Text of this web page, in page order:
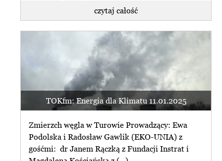
czytaj całość
TOKfm: Energia dla Klimatu 11.01.2025
Zmierzch węgla w Turowie Prowadzący: Ewa
Podolska i Radosław Gawlik (EKO-UNIA) z
gośćmi: dr Janem Rączką z Fundacji Instrat i